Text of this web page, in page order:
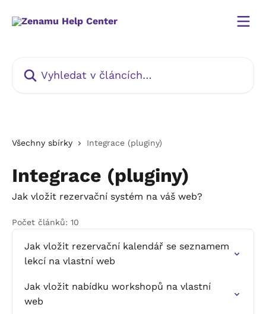
Všechny sbírky Integrace (pluginy)
Integrace (pluginy)
Jak vložit rezervační systém na váš web?
Počet článků: 10
Jak vložit rezervační kalendář se seznamem
lekcí na vlastní web
Jak vložit nabídku workshopů na vlastní
web